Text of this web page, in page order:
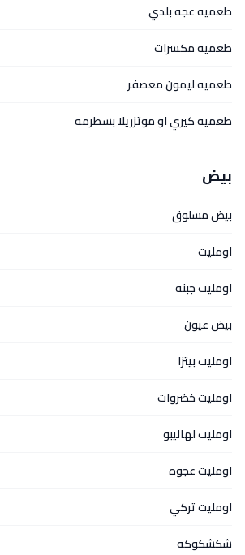
طعميه عجه بلدي
طعميه مكسرات
طعميه ليمون معصفر
طعميه كيري او موتزريلا بسطرمه
بيض
بيض مسلوق
اومليت
اومليت جبنه
بيض عيون
اومليت بيتزا
اومليت خضروات
اومليت لهاليبو
اومليت عجوه
اومليت تركي
شكشكوكه